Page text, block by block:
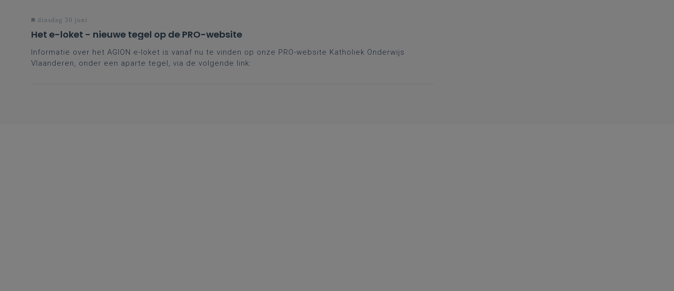
dinsdag 30 juni
Het e-loket - nieuwe tegel op de PRO-website
Informatie over het AGION e-loket is vanaf nu te vinden op onze PRO-website Katholiek Onderwijs
Vlaanderen, onder een aparte tegel, via de volgende link: